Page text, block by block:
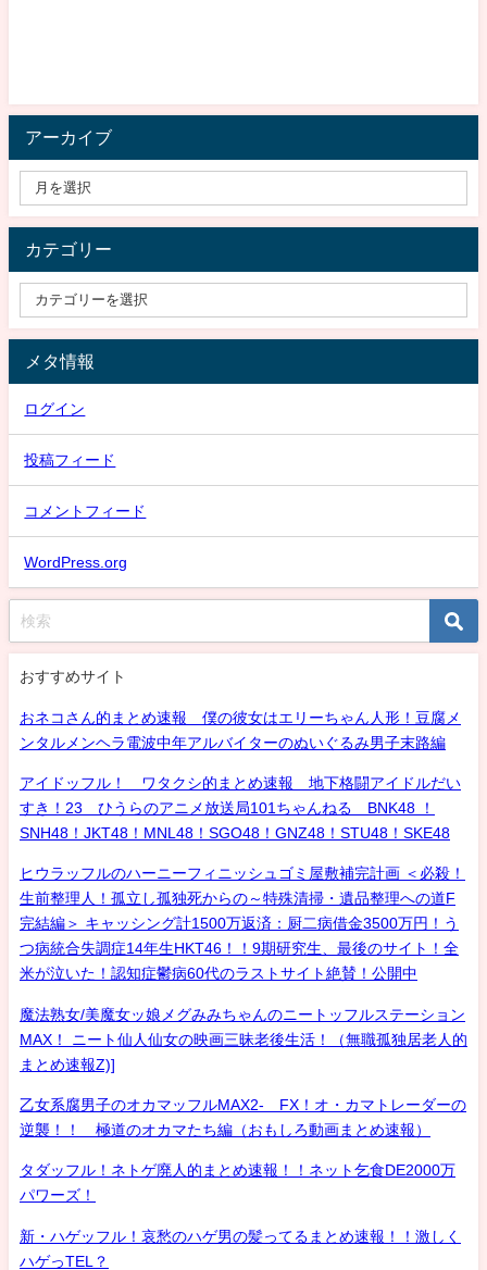
アーカイブ
カテゴリー
メタ情報
ログイン
投稿フィード
コメントフィード
WordPress.org
おすすめサイト
おネコさん的まとめ速報 僕の彼女はエリーちゃん人形！豆腐メ
ンタルメンヘラ電波中年アルバイターのぬいぐるみ男子末路編
アイドッフル！ ワタクシ的まとめ速報 地下格闘アイドルだい
すき！23 ひうらのアニメ放送局101ちゃんねる BNK48 ！
SNH48！JKT48！MNL48！SGO48！GNZ48！STU48！SKE48
ヒウラッフルのハーニーフィニッシュゴミ屋敷補完計画 ＜必殺！
生前整理人！孤立し孤独死からの～特殊清掃・遺品整理への道F
完結編＞ キャッシング計1500万返済：厨二病借金3500万円！う
つ病統合失調症14年生HKT46！！9期研究生、最後のサイト！全
米が泣いた！認知症鬱病60代のラストサイト絶賛！公開中
魔法熟女/美魔女ッ娘メグみみちゃんのニートッフルステーション
MAX！ ニート仙人仙女の映画三昧老後生活！（無職孤独居老人的
まとめ速報Z)]
乙女系腐男子のオカマッフルMAX2- FX！オ・カマトレーダーの
逆襲！！ 極道のオカマたち編（おもしろ動画まとめ速報）
タダッフル！ネトゲ廃人的まとめ速報！！ネット乞食DE2000万
パワーズ！
新・ハゲッフル！哀愁のハゲ男の髪ってるまとめ速報！！激しく
ハゲっTEL？